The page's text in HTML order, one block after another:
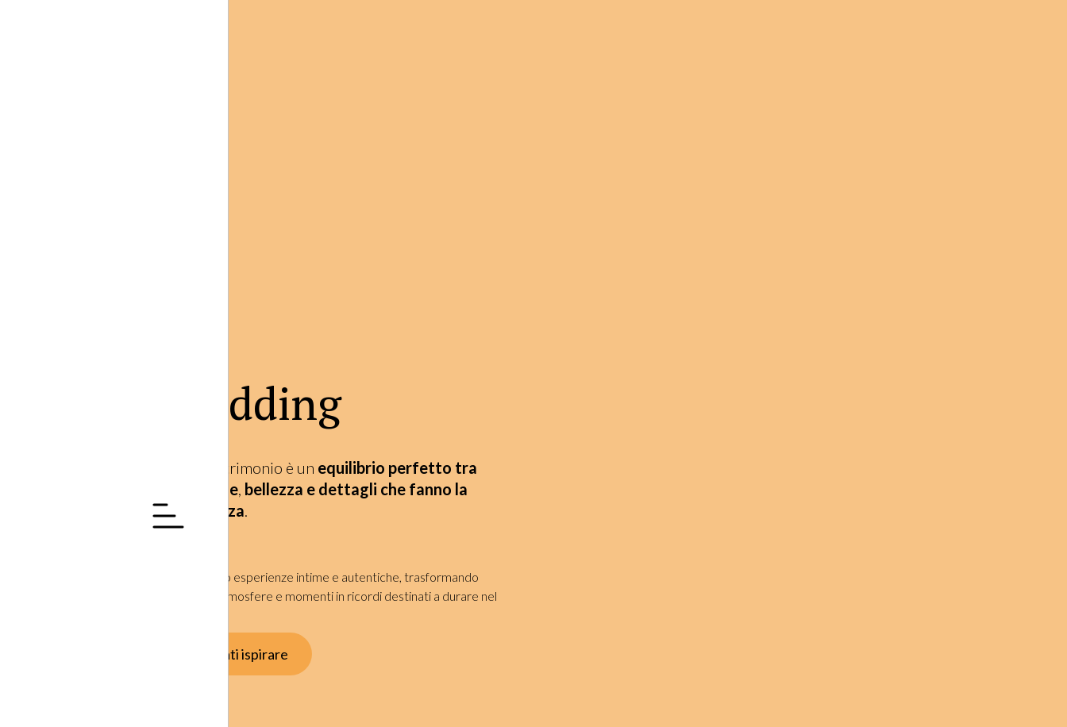
Wedding
Ogni matrimonio è un equilibrio perfetto tra
emozione, bellezza e dettagli che fanno la
differenza.
Disegniamo esperienze intime e autentiche, trasformando
desideri, atmosfere e momenti in ricordi destinati a durare nel
Lasciati ispirare